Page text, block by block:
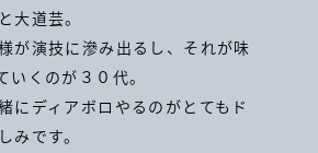
大道芸。
が演技に滲み出るし、それが味
いくのが３０代。
にディアボロやるのがとてもド
みです。